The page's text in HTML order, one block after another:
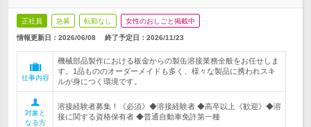
正社員 急募 転勤なし 女性のおしごと掲載中
情報更新日：2026/06/08 終了予定日： 2026/11/23
仕事内容
機械部品製作における板金からの製缶溶接業務全般をお任せしま
す。1品もののオーダーメイドも多く、様々な製品に携われスキ
ルが身につく環境です。
対象と
なる方
溶接経験者募集！《必須》◆溶接経験者 ◆高卒以上《歓迎》◆溶
接に関する資格保有者 ◆普通自動車免許第一種